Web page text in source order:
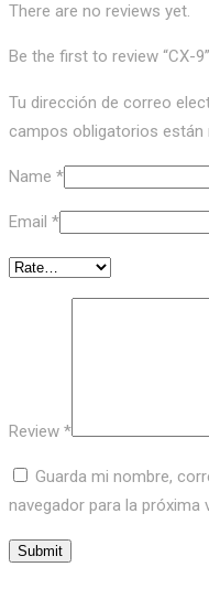
There are no reviews yet.
Be the first to review “CX-9”
Tu dirección de correo
campos obligatorios están
Name *
Email *
Review *
Guarda mi nombre,
navegador para la próxima